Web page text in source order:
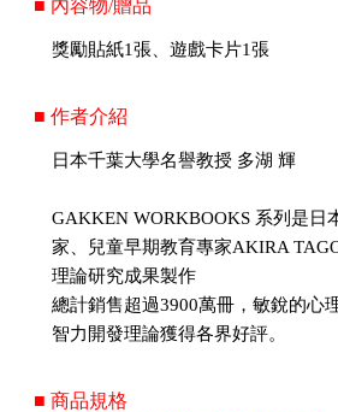
■ 內容物/贈品
獎勵貼紙1張、遊戲卡片1張
■ 作者介紹
日本千葉大學名譽教授 多湖 輝
GAKKEN WORKBOOKS 系列是日
家、兒童早期教育專家AKIRA
理論研究成果製作
總計銷售超過3900萬冊，敏銳的心
智力開發理論獲得各界好評。
■ 商品規格